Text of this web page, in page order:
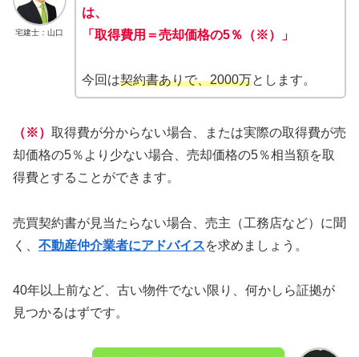
宅建士：山口
は、
「取得費用＝売却価格の5％（※）」
今回は契約書ありで、2000万とします。
（※） 取得費が分からない場合、または実際の取得費が売
却価格の5％より少ない場合、売却価格の5％相当額を取
得費とすることができます。
売買契約書が見当たらない場合、売主（工務店など）に聞
く、 不動産仲介業者にアドバイスを求めましょう。
40年以上前など、古い物件でない限り、何かしら証拠が
見つかるはずです。